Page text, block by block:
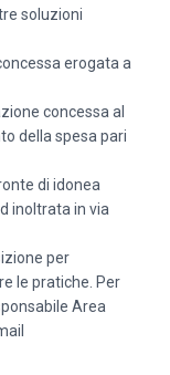
soluzioni
erogata a
concessa al
della spesa pari
di idonea
inoltrata in via
per
le pratiche. Per
Area